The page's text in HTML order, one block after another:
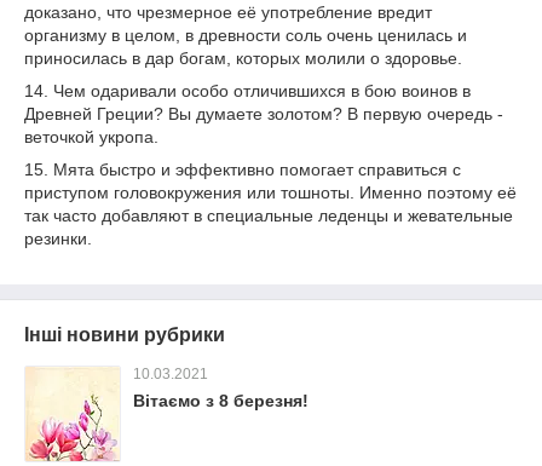
доказано, что чрезмерное её употребление вредит
организму в целом, в древности соль очень ценилась и
приносилась в дар богам, которых молили о здоровье.
14. Чем одаривали особо отличившихся в бою воинов в
Древней Греции? Вы думаете золотом? В первую очередь -
веточкой укропа.
15. Мята быстро и эффективно помогает справиться с
приступом головокружения или тошноты. Именно поэтому её
так часто добавляют в специальные леденцы и жевательные
резинки.
Інші новини рубрики
10.03.2021
Вітаємо з 8 березня!